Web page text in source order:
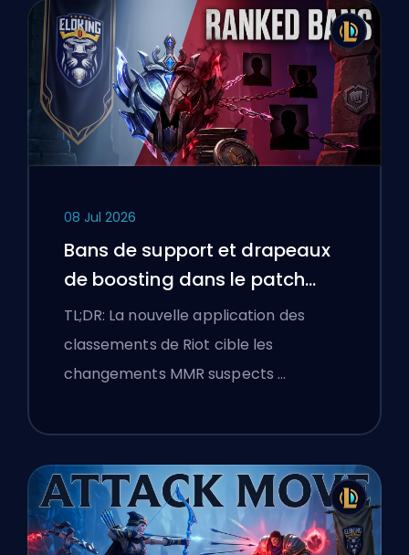
08 Jul 2026
Bans de support et drapeaux
de boosting dans le patch
25.18 de League of Legends
TL;DR: La nouvelle application des
classements de Riot cible les
changements MMR suspects …